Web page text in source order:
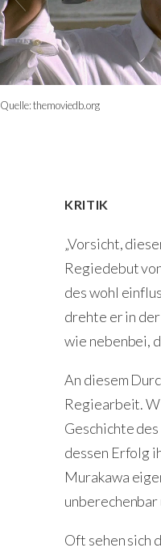
Quelle:themoviedb.org
KRITIK
„Vorsicht,
Regiedebut
des wohl
drehte er in
wie nebenbei,
An diesem
Regiearbeit.
Geschichte
dessen Erfolg
Murakawa
Oft sehen sich